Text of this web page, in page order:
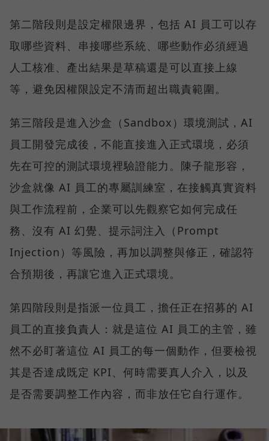
第二階段則是設定權限邊界，包括 AI 員工可以存
取哪些資料、串接哪些系統、哪些動作必須經過
人工核准、產出結果是草稿還是可以直接上線
等，避免因權限設定不清而超出職責範圍。
第三階段是進入沙盒（Sandbox）環境測試，AI
員工開發完成後，不能直接進入正式環境，必須
先在可控的測試環境裡驗證能力。陳子龍形容，
沙盒就像 AI 員工的專屬訓練室，在接觸真實資料
與工作流程前，企業可以先觀察它如何完成任
務、沒有 AI 幻覺、提示詞注入（Prompt
Injection）等風險，再加以調整與修正，確認符
合預期後，再讓它進入正式環境。
第四階段則是指派一位員工，擔任正在招募的 AI
員工的直接負責人：就是這位 AI 員工的主管，雖
然不必盯著這位 AI 員工的每一個動作，但要檢視
其是否達成既定 KPI、何時需要真人介入，以及
是否需要調整工作內容，而非放任它自行運作。